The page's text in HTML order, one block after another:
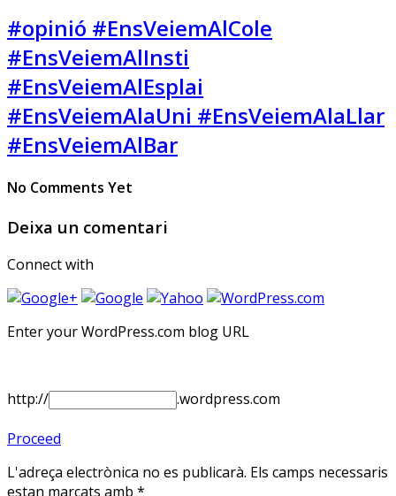
#opinió #EnsVeiemAlCole
#EnsVeiemAlInsti
#EnsVeiemAlEsplai
#EnsVeiemAlaUni #EnsVeiemAlaLlar
#EnsVeiemAlBar
No Comments Yet
Deixa un comentari
Connect with
Enter your WordPress.com blog URL
http:// .wordpress.com
Proceed
L'adreça electrònica no es publicarà. Els camps necessaris
estan marcats amb *